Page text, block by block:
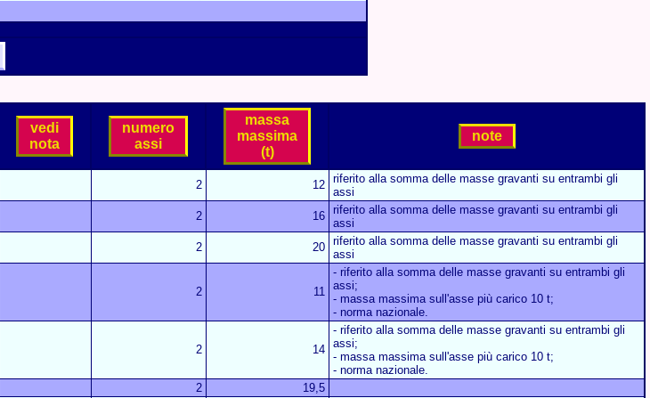
vedi
nota
numero
assi
massa
massima
(t)
note
2 12 riferito alla somma delle masse gravanti su entrambi gli
assi
2 16
riferito alla somma delle masse gravanti su entrambi gli
assi
2 20 riferito alla somma delle masse gravanti su entrambi gli
assi
2 11
- riferito alla somma delle masse gravanti su entrambi gli
assi;
- massa massima sull'asse più carico 10 t;
- norma nazionale.
2 14
- riferito alla somma delle masse gravanti su entrambi gli
assi;
- massa massima sull'asse più carico 10 t;
- norma nazionale.
2
19,5